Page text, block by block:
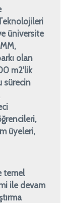
üniversite
olan
m2'lik
sürecin
üyeleri,
temel
ile devam